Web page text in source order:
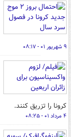
۹ شهریور ۰۱ - ۰۸:۱۷
کرونا را تزریق کنند.
۴ مرداد ۰۱ - ۰۸:۲۵